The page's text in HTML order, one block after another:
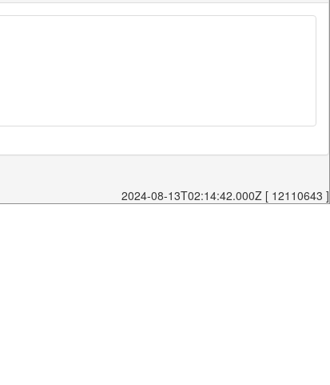
2024-08-13T02:14:42.000Z [ 12110643 ]